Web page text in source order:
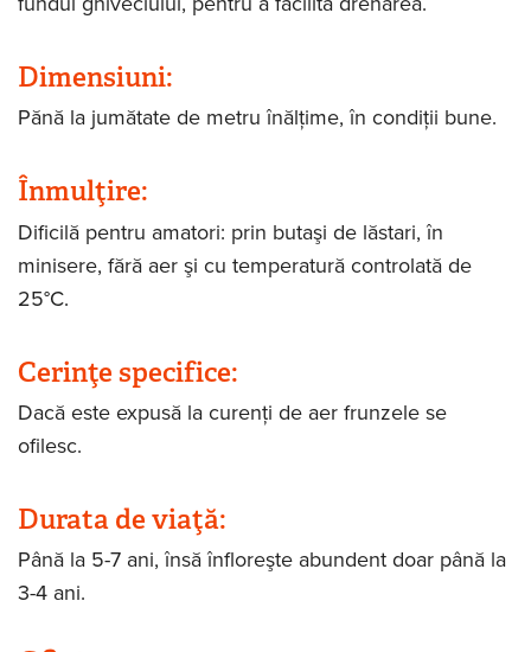
Dimensiuni:
Pănă la jumătate de metru înălţime, în condiţii bune.
Înmulţire:
Dificilă pentru amatori: prin butaşi de lăstari, în
minisere, fără aer şi cu temperatură controlată de
25°C.
Cerinţe specifice:
Dacă este expusă la curenţi de aer frunzele se
ofilesc.
Durata de viaţă:
Până la 5-7 ani, însă înfloreşte abundent doar până la
3-4 ani.